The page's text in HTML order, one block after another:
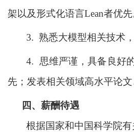
架以及形式化语言Lean者优先
3.熟悉大模型相关技术
4. 思维严谨，具备良好
先；发表相关领域高水平论
四、薪酬待遇
根据国家和中国科学院